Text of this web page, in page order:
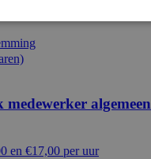
medewerker algemeen
en €17,00 per uur